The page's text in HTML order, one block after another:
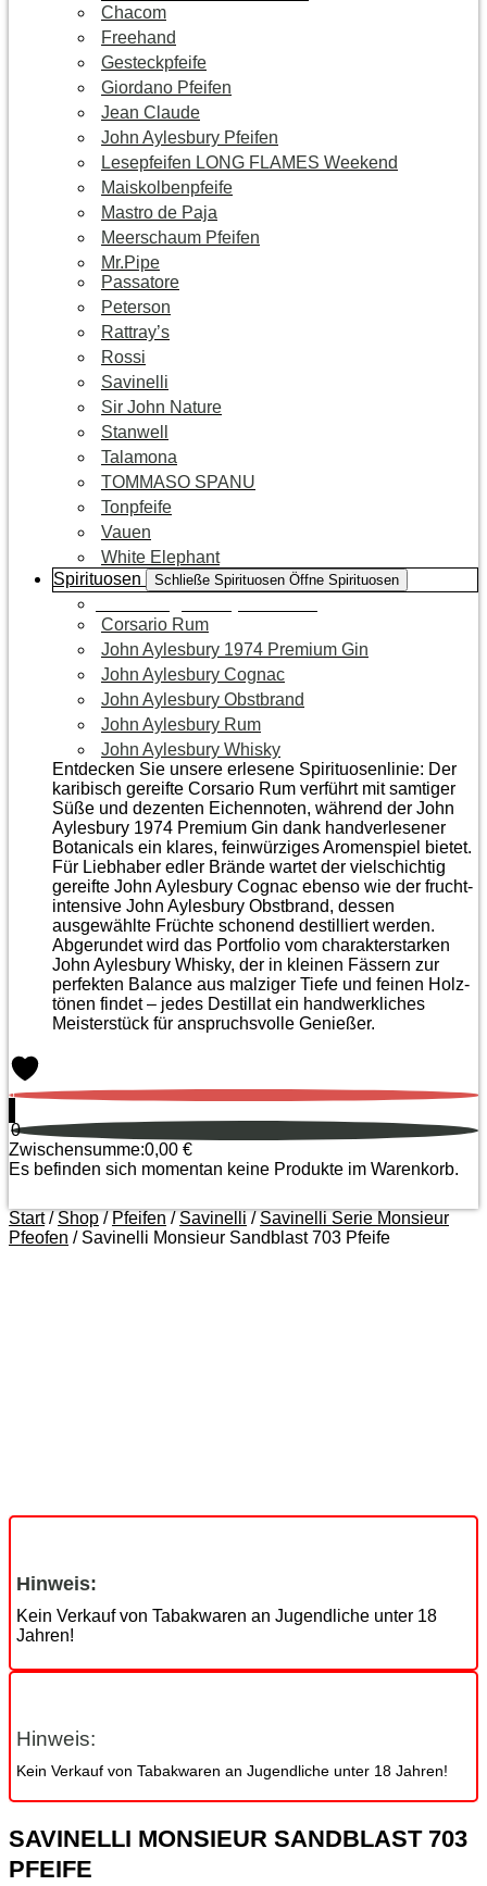
Chacom
Freehand
Gesteckpfeife
Giordano Pfeifen
Jean Claude
John Aylesbury Pfeifen
Lesepfeifen LONG FLAMES Weekend
Maiskolbenpfeife
Mastro de Paja
Meerschaum Pfeifen
Mr.Pipe
Passatore
Peterson
Rattray’s
Rossi
Savinelli
Sir John Nature
Stanwell
Talamona
TOMMASO SPANU
Tonpfeife
Vauen
White Elephant
Spirituosen
Schließe Spirituosen Öffne Spirituosen
Corsario Rum
John Aylesbury 1974 Premium Gin
John Aylesbury Cognac
John Aylesbury Obstbrand
John Aylesbury Rum
John Aylesbury Whisky
Entdecken Sie unsere erlesene Spirituosenlinie: Der
karibisch gereifte Corsario Rum verführt mit samtiger
Süße und dezenten Eichen­noten, während der John
Aylesbury 1974 Premium Gin dank handverlesener
Botanicals ein klares, feinwürziges Aromenspiel bietet.
Für Liebhaber edler Brände wartet der vielschichtig
gereifte John Aylesbury Cognac ebenso wie der frucht­
intensive John Aylesbury Obstbrand, dessen
ausgewählte Früchte schonend destilliert werden.
Abgerundet wird das Portfolio vom charakterstarken
John Aylesbury Whisky, der in kleinen Fässern zur
perfekten Balance aus malziger Tiefe und feinen Holz­
tönen findet – jedes Destillat ein handwerkliches
Meister­stück für anspruchsvolle Genießer.
0
0
Zwischensumme:0,00 €
Es befinden sich momentan keine Produkte im Warenkorb.
Start/ Shop / Pfeifen / Savinelli / Savinelli Serie Monsieur
Pfeofen / Savinelli Monsieur Sandblast 703 Pfeife
Hinweis:
Kein Verkauf von Tabakwaren an Jugendliche unter 18
Jahren!
Hinweis:
Kein Verkauf von Tabakwaren an Jugendliche unter 18 Jahren!
SAVINELLI MONSIEUR SANDBLAST 703
PFEIFE